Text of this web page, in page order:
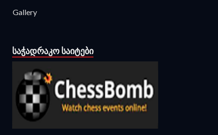
Gallery
ᲡᲐᲭᲐᲓᲠᲐᲙᲝ ᲡᲐᲘᲢᲔᲑᲘ